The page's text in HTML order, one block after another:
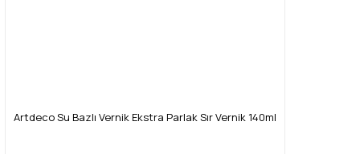
Artdeco Su Bazlı Vernik Ekstra Parlak Sır Vernik 140ml